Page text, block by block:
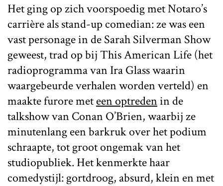
Het ging op zich voorspoedig met Notaro’s
carrière als stand-up comedian: ze was een
vast personage in de Sarah Silverman Show
geweest, trad op bij This American Life (het
radioprogramma van Ira Glass waarin
waargebeurde verhalen worden verteld) en
maakte furore meteen optredenin de
talkshow van Conan O’Brien, waarbij ze
minutenlang een barkruk over het podium
schraapte, tot groot ongemak van het
studiopubliek. Het kenmerkte haar
comedystijl: gortdroog, absurd, klein en met